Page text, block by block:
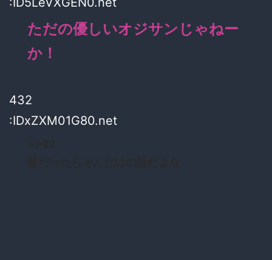
ただの優しいオジサンじゃねー
か！
432
:IDxZXM01G80.net